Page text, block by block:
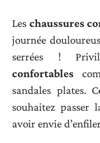
Les chaussures
journée
serrées !
confortables
sandales plates.
souhaitez passer
avoir envie